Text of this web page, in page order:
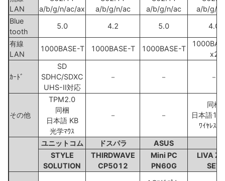
LAN
a/b/g/n/ac/ax
a/b/g/n/ac
a/b/g/n/ac
a/b/g/n/
Blue
tooth
5.0 4.2 5.0 4.0
有線
LAN
1000BASE-T 1000BASE-T 1000BASE-T
x2
ｶｰﾄﾞ
SD
SDHC/SDXC
UHS-II対応
－ － －
その他
TPM2.0
同梱
日本語 KB
光学ﾏｳｽ
－ －
同梱
日本語
ﾜｲﾔﾚｽ ﾏ
ユニットコム ドスパラ
ASUS
STYLE
SOLUTION
THIRDWAVE
CP5012
Mini PC
PN60G
LIVA Z
SET